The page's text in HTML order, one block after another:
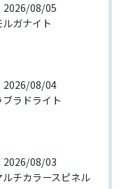
2026/08/05
ルガナイト
2026/08/04
ブラドライト
2026/08/03
ルチカラースピネル